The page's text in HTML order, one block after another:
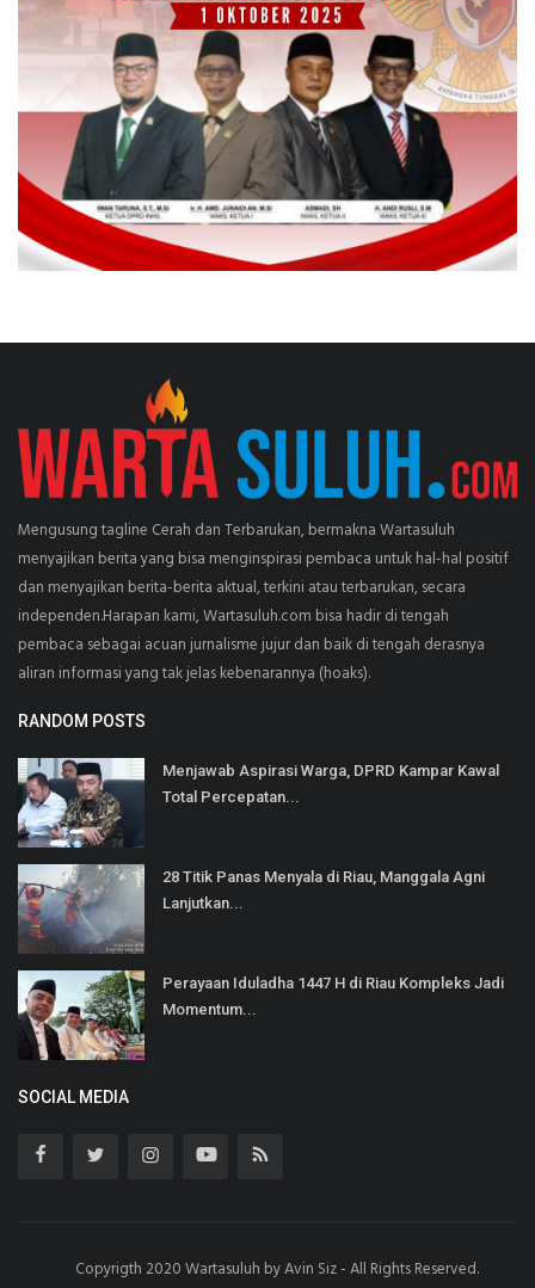
Mengusung tagline Cerah dan Terbarukan, bermakna Wartasuluh
menyajikan berita yang bisa menginspirasi pembaca untuk hal-hal positif
dan menyajikan berita-berita aktual, terkini atau terbarukan, secara
independen.Harapan kami, Wartasuluh.com bisa hadir di tengah
pembaca sebagai acuan jurnalisme jujur dan baik di tengah derasnya
aliran informasi yang tak jelas kebenarannya (hoaks).
RANDOM POSTS
Menjawab Aspirasi Warga, DPRD Kampar Kawal
Total Percepatan...
28 Titik Panas Menyala di Riau, Manggala Agni
Lanjutkan...
Perayaan Iduladha 1447 H di Riau Kompleks Jadi
Momentum...
SOCIAL MEDIA
Copyrigth 2020 Wartasuluh by Avin Siz - All Rights Reserved.